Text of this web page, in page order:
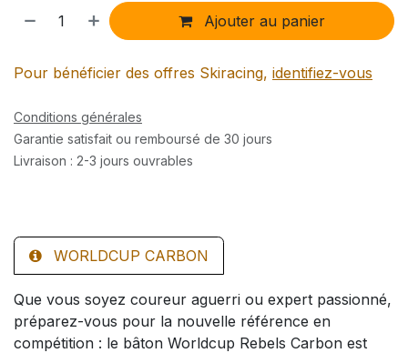
Ajouter au panier
Pour bénéficier des offres Skiracing, identifiez-vous
Conditions générales
Garantie satisfait ou remboursé de 30 jours
Livraison : 2-3 jours ouvrables
WORLDCUP CARBON
Que vous soyez coureur aguerri ou expert passionné,
préparez-vous pour la nouvelle référence en
compétition : le bâton Worldcup Rebels Carbon est